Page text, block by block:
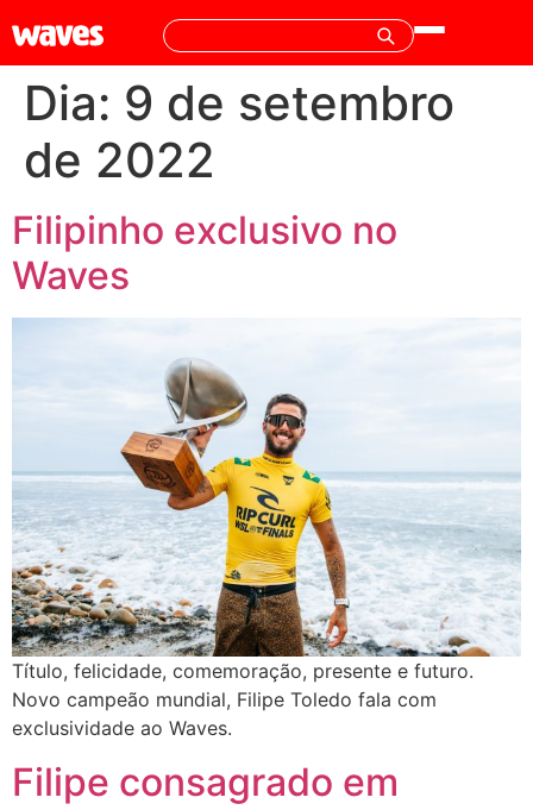
Dia: 9 de setembro
de 2022
Filipinho exclusivo no
Waves
Título, felicidade, comemoração, presente e futuro.
Novo campeão mundial, Filipe Toledo fala com
exclusividade ao Waves.
Filipe consagrado em